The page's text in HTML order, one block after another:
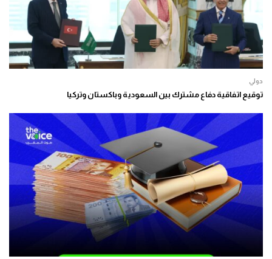
دولي
توقيع اتفاقية دفاع مشترك بين السعودية وباكستان وتركيا